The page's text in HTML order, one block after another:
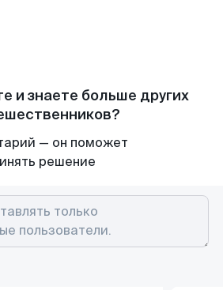
и знаете больше других
— он поможет
решение